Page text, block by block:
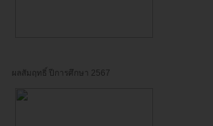
ผลสัมฤทธิ์ ปีการศึกษา 2567